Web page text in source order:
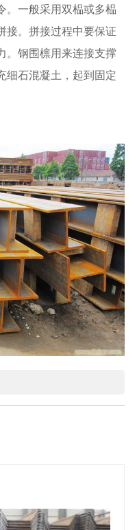
。一般采用双榀或多榀
接。拼接过程中要保证
。钢围檩用来连接支撑
细石混凝土，起到固定